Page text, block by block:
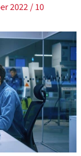
2022/10